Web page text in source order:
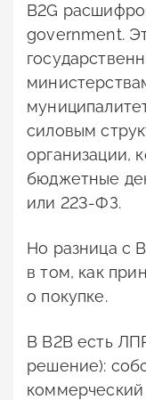
B2G
government.
силовым
организации,
бюджетные
или 223-ФЗ.
Но разница с
в том, как
о покупке.
В B2B есть
решение):